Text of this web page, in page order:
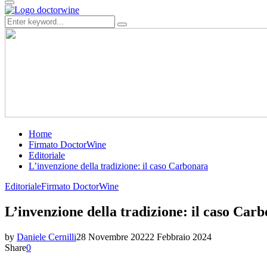
Primary
Menu
Search
for:
Search
Home
Firmato DoctorWine
Editoriale
L’invenzione della tradizione: il caso Carbonara
EditorialeFirmato DoctorWine
L’invenzione della tradizione: il caso
by Daniele Cernilli28 Novembre 20222 Febbraio 2024
Share0